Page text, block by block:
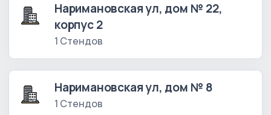
Наримановская ул, дом № 22,
корпус 2
1 Стендов
Наримановская ул, дом № 8
1 Стендов